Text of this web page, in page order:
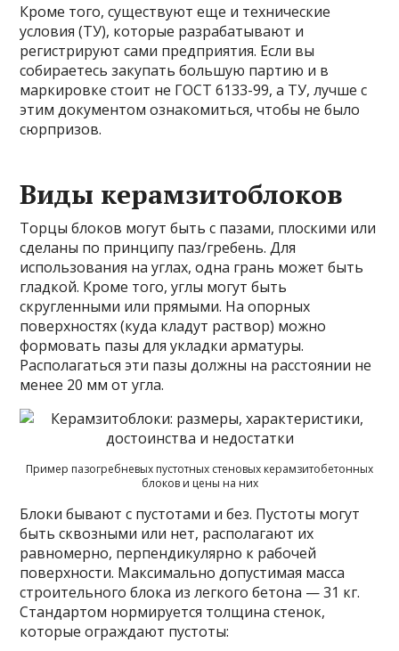
Кроме того, существуют еще и технические
условия (ТУ), которые разрабатывают и
регистрируют сами предприятия. Если вы
собираетесь закупать большую партию и в
маркировке стоит не ГОСТ 6133-99, а ТУ, лучше с
этим документом ознакомиться, чтобы не было
сюрпризов.
Виды керамзитоблоков
Торцы блоков могут быть с пазами, плоскими или
сделаны по принципу паз/гребень. Для
использования на углах, одна грань может быть
гладкой. Кроме того, углы могут быть
скругленными или прямыми. На опорных
поверхностях (куда кладут раствор) можно
формовать пазы для укладки арматуры.
Располагаться эти пазы должны на расстоянии не
менее 20 мм от угла.
Пример пазогребневых пустотных стеновых керамзитобетонных
блоков и цены на них
Блоки бывают с пустотами и без. Пустоты могут
быть сквозными или нет, располагают их
равномерно, перпендикулярно к рабочей
поверхности. Максимально допустимая масса
строительного блока из легкого бетона — 31 кг.
Стандартом нормируется толщина стенок,
которые ограждают пустоты: